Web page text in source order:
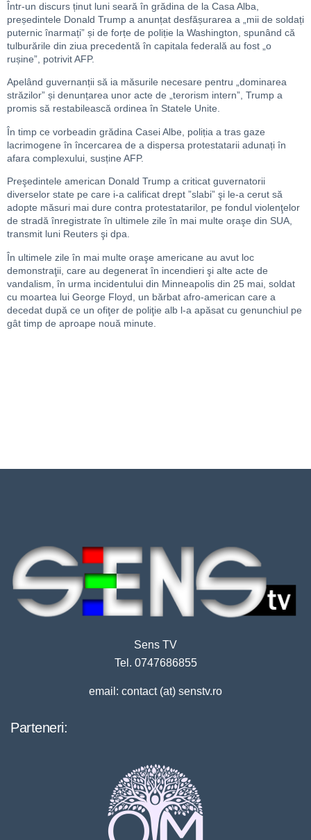
Într-un discurs ținut luni seară în grădina de la Casa Alba,
președintele Donald Trump a anunțat desfășurarea a „mii de soldați
puternic înarmați” și de forțe de poliție la Washington, spunând că
tulburările din ziua precedentă în capitala federală au fost „o
rușine”, potrivit AFP.
Apelând guvernanții să ia măsurile necesare pentru „dominarea
străzilor” și denunțarea unor acte de „terorism intern”, Trump a
promis să restabilească ordinea în Statele Unite.
În timp ce vorbeadin grădina Casei Albe, poliția a tras gaze
lacrimogene în încercarea de a dispersa protestatarii adunați în
afara complexului, susține AFP.
Preşedintele american Donald Trump a criticat guvernatorii
diverselor state pe care i-a calificat drept ”slabi” şi le-a cerut să
adopte măsuri mai dure contra protestatarilor, pe fondul violenţelor
de stradă înregistrate în ultimele zile în mai multe oraşe din SUA,
transmit luni Reuters şi dpa.
În ultimele zile în mai multe oraşe americane au avut loc
demonstraţii, care au degenerat în incendieri şi alte acte de
vandalism, în urma incidentului din Minneapolis din 25 mai, soldat
cu moartea lui George Floyd, un bărbat afro-american care a
decedat după ce un ofiţer de poliţie alb l-a apăsat cu genunchiul pe
gât timp de aproape nouă minute.
Sens TV
Tel. 0747686855
email: contact (at) senstv.ro
Parteneri: